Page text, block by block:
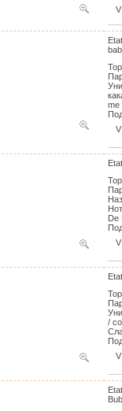
V
me
V
De
V
/
V